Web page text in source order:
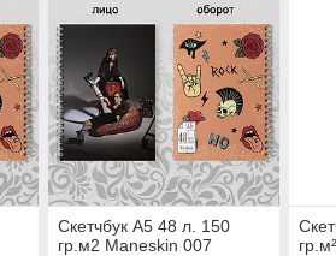
Скетчбук А5 48 л. 150
гр.м2 Maneskin 007